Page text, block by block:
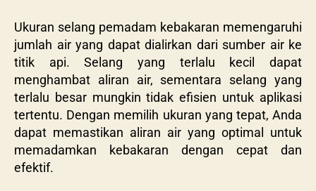
Ukuran selang pemadam kebakaran memengaruhi
jumlah air yang dapat dialirkan dari sumber air ke
titik api. Selang yang terlalu kecil dapat
menghambat aliran air, sementara selang yang
terlalu besar mungkin tidak efisien untuk aplikasi
tertentu. Dengan memilih ukuran yang tepat, Anda
dapat memastikan aliran air yang optimal untuk
memadamkan kebakaran dengan cepat dan
efektif.